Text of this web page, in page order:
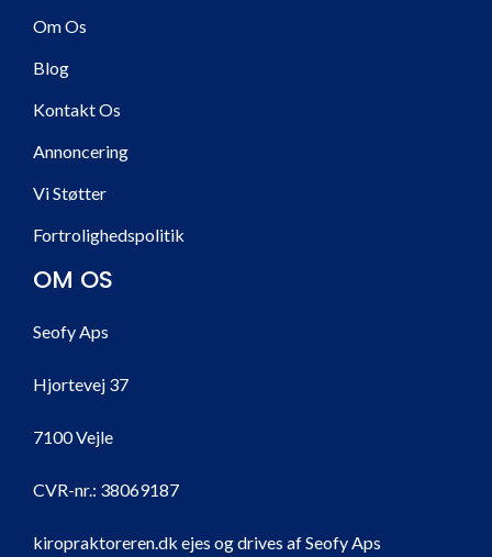
Om Os
Blog
Kontakt Os
Annoncering
Vi Støtter
Fortrolighedspolitik
OM OS
Seofy Aps
Hjortevej 37
7100 Vejle
CVR-nr.: 38069187
kiropraktoreren.dk ejes og drives af Seofy Aps